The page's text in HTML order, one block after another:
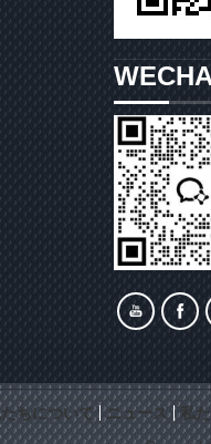
ちについて ニュース
私